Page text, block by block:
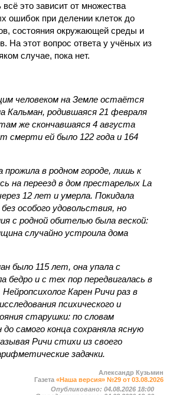
это зависит от множества
ошибок при делении клеток до
состояния окружающей среды и
На этот вопрос ответа у учёных из
случае, пока нет.
человеком на Земле остаётся
Кальман, родившаяся 21 февраля
же скончавшаяся 4 августа
смерти ей было 122 года и 164
в родном городе, лишь к
на переезд в дом престарелых La
12 лет и умерла. Покидала
особого удовольствия, но
с родной обителью была веской:
случайно устроила дома
было 115 лет, она упала с
бедро и с тех пор передвигалась в
Карен Ричи раз в
психического и
старушки: по словам
самого конца сохраняла ясную
Ричи стихи из своего
задачки.
Александр Кузьмин
Газета «Наша версия» №29 от 03.08.2026
Опубликовано: 04.08.2026 18:00